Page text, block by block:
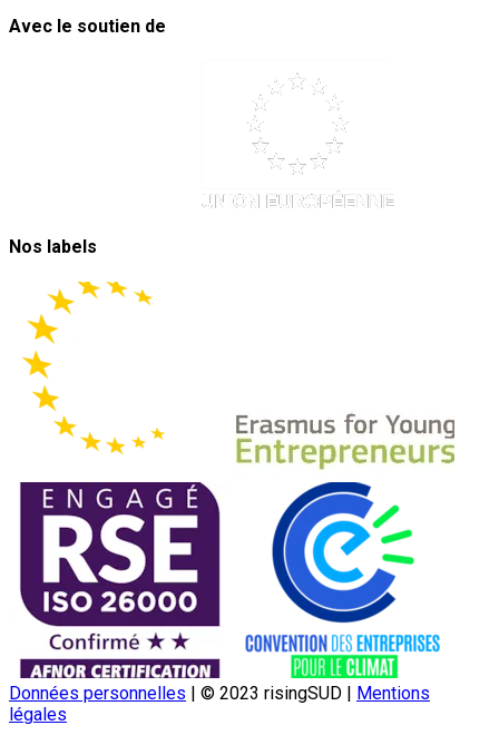
Avec le soutien de
Nos labels
Données personnelles | © 2023 risingSUD | Mentions
légales